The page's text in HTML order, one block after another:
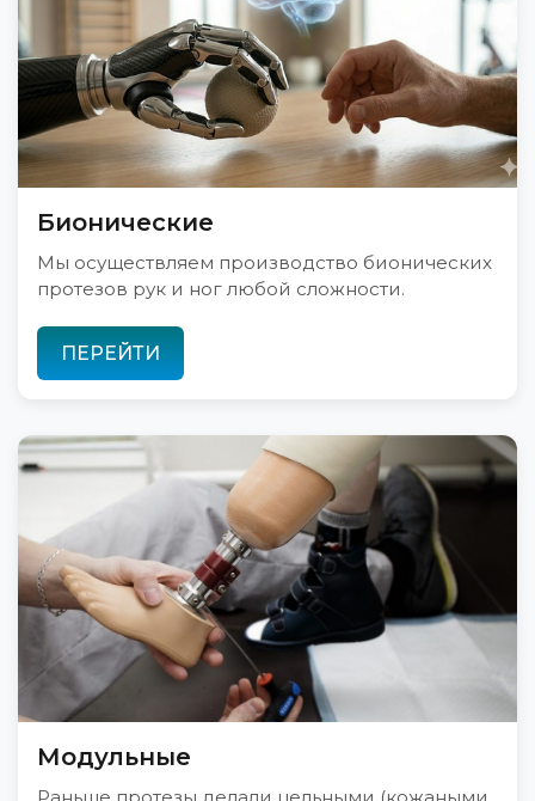
Бионические
Мы осуществляем производство бионических
протезов рук и ног любой сложности.
ПЕРЕЙТИ
Модульные